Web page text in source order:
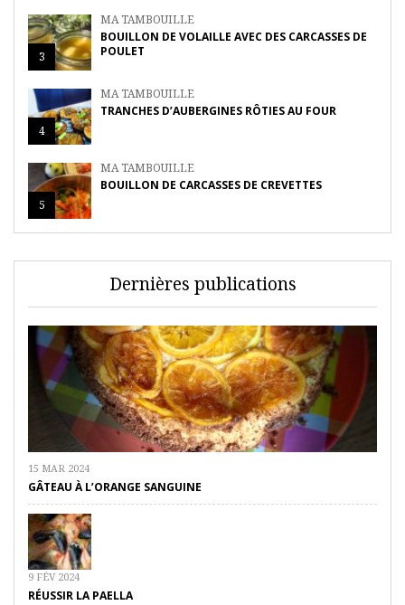
3
MA TAMBOUILLE
BOUILLON DE VOLAILLE AVEC DES CARCASSES DE
POULET
4
MA TAMBOUILLE
TRANCHES D’AUBERGINES RÔTIES AU FOUR
5
MA TAMBOUILLE
BOUILLON DE CARCASSES DE CREVETTES
Dernières publications
15 MAR 2024
GÂTEAU À L’ORANGE SANGUINE
9 FÉV 2024
RÉUSSIR LA PAELLA